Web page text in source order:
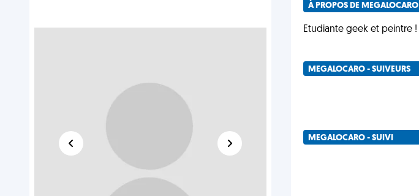
À PROPOS DE MEGALOCARO
Etudiante geek et peintre !
MEGALOCARO - SUIVEURS
MEGALOCARO - SUIVI